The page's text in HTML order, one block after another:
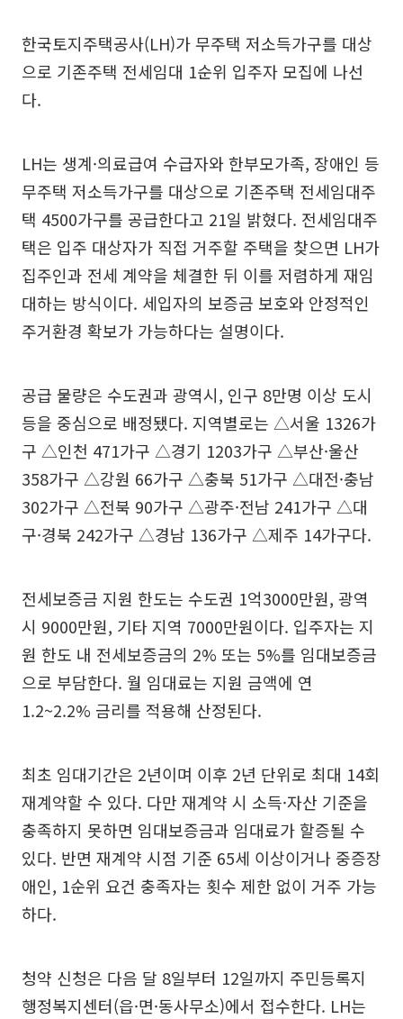
한국토지주택공사(LH)가 무주택 저소득가구를 대상
으로 기존주택 전세임대 1순위 입주자 모집에 나선
다.
LH는 생계·의료급여 수급자와 한부모가족, 장애인 등
무주택 저소득가구를 대상으로 기존주택 전세임대주
택 4500가구를 공급한다고 21일 밝혔다. 전세임대주
택은 입주 대상자가 직접 거주할 주택을 찾으면 LH가
집주인과 전세 계약을 체결한 뒤 이를 저렴하게 재임
대하는 방식이다. 세입자의 보증금 보호와 안정적인
주거환경 확보가 가능하다는 설명이다.
공급 물량은 수도권과 광역시, 인구 8만명 이상 도시
등을 중심으로 배정됐다. 지역별로는 △서울 1326가
구 △인천 471가구 △경기 1203가구 △부산·울산
358가구 △강원 66가구 △충북 51가구 △대전·충남
302가구 △전북 90가구 △광주·전남 241가구 △대
구·경북 242가구 △경남 136가구 △제주 14가구다.
전세보증금 지원 한도는 수도권 1억3000만원, 광역
시 9000만원, 기타 지역 7000만원이다. 입주자는 지
원 한도 내 전세보증금의 2% 또는 5%를 임대보증금
으로 부담한다. 월 임대료는 지원 금액에 연
1.2~2.2% 금리를 적용해 산정된다.
최초 임대기간은 2년이며 이후 2년 단위로 최대 14회
재계약할 수 있다. 다만 재계약 시 소득·자산 기준을
충족하지 못하면 임대보증금과 임대료가 할증될 수
있다. 반면 재계약 시점 기준 65세 이상이거나 중증장
애인, 1순위 요건 충족자는 횟수 제한 없이 거주 가능
하다.
청약 신청은 다음 달 8일부터 12일까지 주민등록지
행정복지센터(읍·면·동사무소)에서 접수한다. LH는